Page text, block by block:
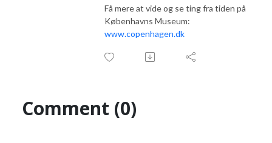
Få mere at vide og se ting fra tiden på
Københavns Museum:
www.copenhagen.dk
Comment (0)